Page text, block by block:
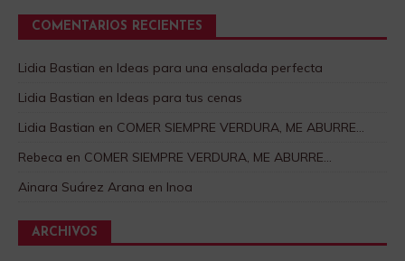
COMENTARIOS RECIENTES
Lidia Bastian en Ideas para una ensalada perfecta
Lidia Bastian en Ideas para tus cenas
Lidia Bastian en COMER SIEMPRE VERDURA, ME ABURRE…
Rebeca en COMER SIEMPRE VERDURA, ME ABURRE…
Ainara Suárez Arana en Inoa
ARCHIVOS